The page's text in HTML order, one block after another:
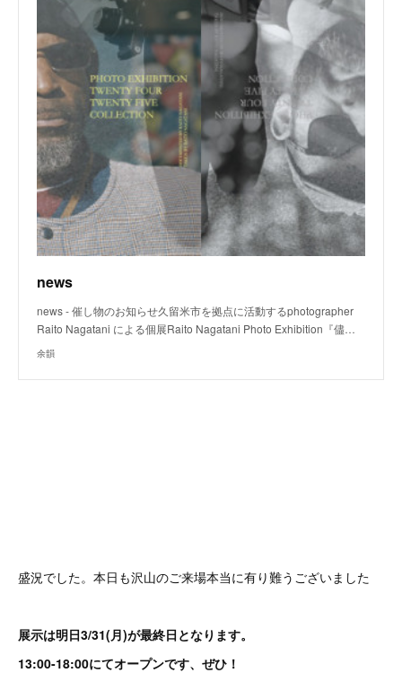
news
news - 催し物のお知らせ久留米市を拠点に活動するphotographer
Raito Nagatani による個展Raito Nagatani Photo Exhibition『儘…
余韻
盛況でした。本日も沢山のご来場本当に有り難うございました
展示は明日3/31(月)が最終日となります。
13:00-18:00にてオープンです、ぜひ！